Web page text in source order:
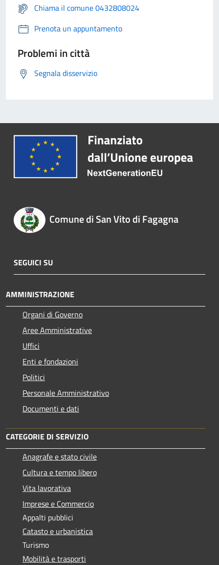
Chiama il comune 0432808024
Prenota un appuntamento
Problemi in città
Segnala disservizio
Comune di San Vito di Fagagna
SEGUICI SU
AMMINISTRAZIONE
Organi di Governo
Aree Amministrative
Uffici
Enti e fondazioni
Politici
Personale Amministrativo
Documenti e dati
CATEGORIE DI SERVIZIO
Anagrafe e stato civile
Cultura e tempo libero
Vita lavorativa
Imprese e Commercio
Appalti pubblici
Catasto e urbanistica
Turismo
Mobilità e trasporti